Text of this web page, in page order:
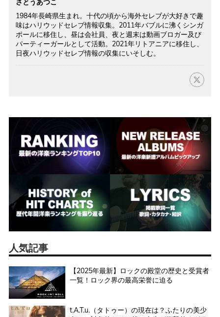
さとうあつこ
1984年長崎県生まれ。十代の頃から海外セレブが大好きで趣
味はハリウッドセレブ情報収集。2011年バブルに沸くシンガ
ポールに移住し、昼は会社員、夜と週末は動画ブロガー及び
パーティーガールとして活動。2021年リトアニアに移住し、
日夜ハリウッドセレブ情報の収集にいそしむ。
人気記事
【2025年最新】ロックの殿堂の歴史と受賞者
一覧！ロック界の最高栄誉に迫る
t.A.T.u.（タトゥー）の現在は？ふたりの美少